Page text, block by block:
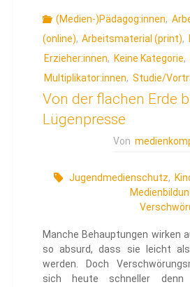
(Medien-)Pädagog:innen,
(online), Arbeitsmaterial (print),
Erzieher:innen, Keine Kategorie,
Multiplikator:innen, Studie/
Von der flachen Erde
Lügenpresse
Von
Jugendmedienschutz,
Manche Behauptungen wirken
so absurd, dass sie leicht
werden. Doch
sich heute schneller